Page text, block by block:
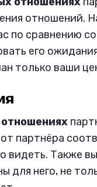
отношений.
по сравнению
его
только ваши
партнёра
видеть. Также
для него, не